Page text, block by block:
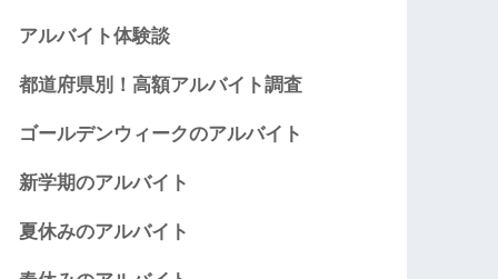
アルバイト体験談
都道府県別！高額アルバイト調査
ゴールデンウィークのアルバイト
新学期のアルバイト
夏休みのアルバイト